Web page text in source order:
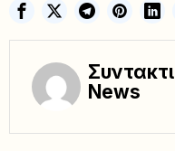
News